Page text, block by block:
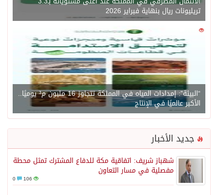
تريليونات ريال بنهاية فبراير 2026
1471
“البيئة”: إمدادات المياه في المملكة تتجاوز 16 مليون م³ يوميًا..
الأكبر عالميًا في الإنتاج
جديد الأخبار
شهباز شريف: اتفاقية مكة للدفاع المشترك تمثل محطة
مفصلية في مسار التعاون
106